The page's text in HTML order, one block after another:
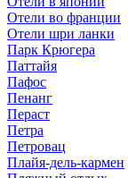
Отели во франции
Отели шри ланки
Парк Крюгера
Паттайя
Пафос
Пенанг
Пераст
Петра
Петровац
Плайя-дель-кармен